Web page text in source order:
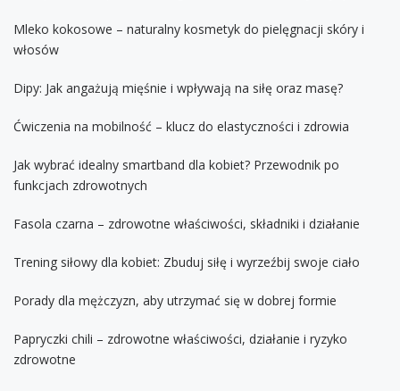
Mleko kokosowe – naturalny kosmetyk do pielęgnacji skóry i
włosów
Dipy: Jak angażują mięśnie i wpływają na siłę oraz masę?
Ćwiczenia na mobilność – klucz do elastyczności i zdrowia
Jak wybrać idealny smartband dla kobiet? Przewodnik po
funkcjach zdrowotnych
Fasola czarna – zdrowotne właściwości, składniki i działanie
Trening siłowy dla kobiet: Zbuduj siłę i wyrzeźbij swoje ciało
Porady dla mężczyzn, aby utrzymać się w dobrej formie
Papryczki chili – zdrowotne właściwości, działanie i ryzyko
zdrowotne